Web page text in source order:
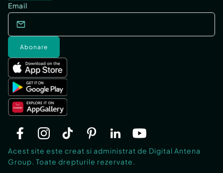
Email
Abonare
Acest site este creat si administrat de Digital Antena
Group. Toate drepturile rezervate.